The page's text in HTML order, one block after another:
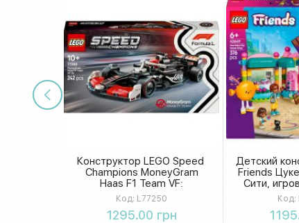
Конструктор LEGO Speed ​​
Champions MoneyGram
Haas F1 Team VF:
развивающий набор
гоночного болида
Формулы-1 в коробке
Код: L77250
1295.00 грн
Купить
Детский
Friends
Сити,
Код: